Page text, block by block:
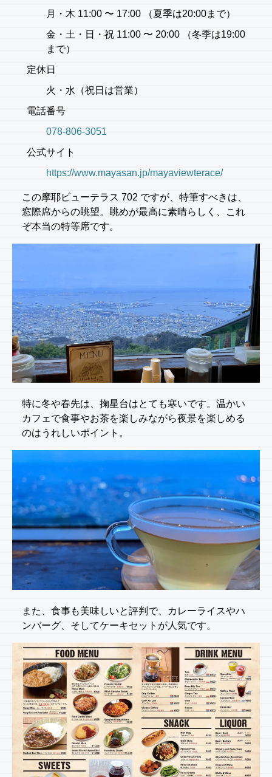
月・木 11:00 〜 17:00 （夏季は20:00まで）
金・土・日・祝 11:00 〜 20:00 （冬季は19:00
まで）
定休日
火・水（祝日は営業）
電話番号
078-806-3051
公式サイト
https://www.mayasan.jp/mayaviewterace/
この摩耶ビューテラス 702 ですが、特筆すべきは、
窓際席からの眺望。眺めが最高に素晴らしく、これ
ぞ本当の特等席です。
特に冬や春先は、掬星台はとても寒いです。温かい
カフェで食事やお茶を楽しみながら夜景を楽しめる
のはうれしいポイント。
また、食事も美味しいと評判で、カレーライスやハ
ンバーグ、そしてケーキセットが人気です。